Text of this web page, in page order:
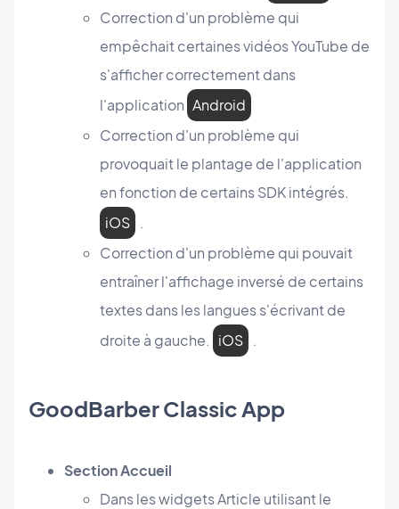
Correction d'un problème qui
empêchait certaines vidéos YouTube de
s'afficher correctement dans
l'application Android
Correction d'un problème qui
provoquait le plantage de l'application
en fonction de certains SDK intégrés.
iOS
.
Correction d'un problème qui pouvait
entraîner l'affichage inversé de certains
textes dans les langues s'écrivant de
droite à gauche. iOS .
GoodBarber Classic App
Section Accueil
Dans les widgets Article utilisant le